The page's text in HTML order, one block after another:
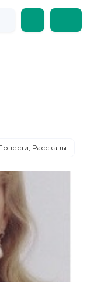
Рассказы